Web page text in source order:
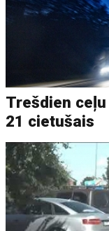
Trešdien
21 cietušais